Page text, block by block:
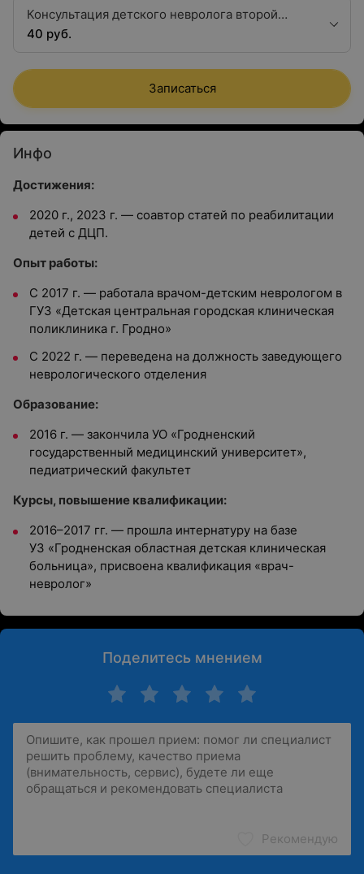
Консультация детского невролога второй
квалификационной категории
40 руб.
Записаться
Инфо
Достижения:
2020 г., 2023 г. — соавтор статей по реабилитации
детей с ДЦП.
Опыт работы:
С 2017 г. — работала врачом-детским неврологом в
ГУЗ «Детская центральная городская клиническая
поликлиника г. Гродно»
С 2022 г. — переведена на должность заведующего
неврологического отделения
Образование:
2016 г. — закончила УО «Гродненский
государственный медицинский университет»,
педиатрический факультет
Курсы, повышение квалификации:
2016–2017 гг. — прошла интернатуру на базе
УЗ «Гродненская областная детская клиническая
больница», присвоена квалификация «врач-
невролог»
Поделитесь мнением
Рекомендую